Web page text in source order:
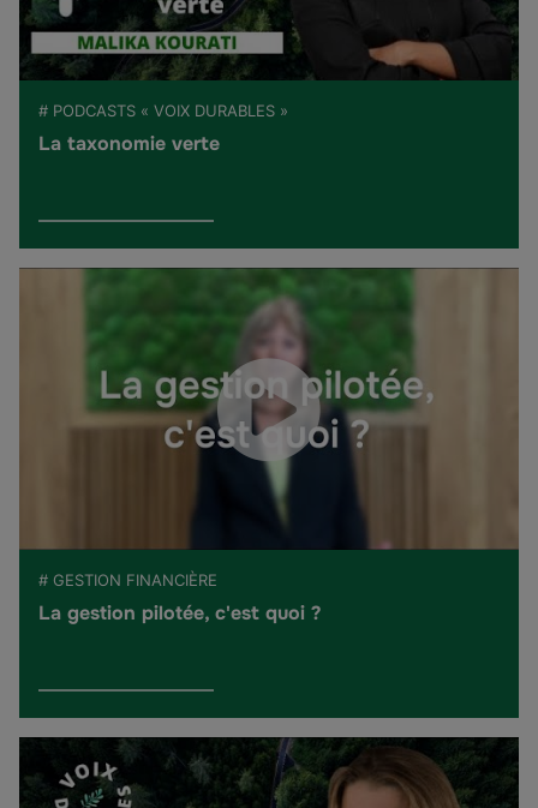
# PODCASTS « VOIX DURABLES »
La taxonomie verte
# GESTION FINANCIÈRE
La gestion pilotée, c'est quoi ?